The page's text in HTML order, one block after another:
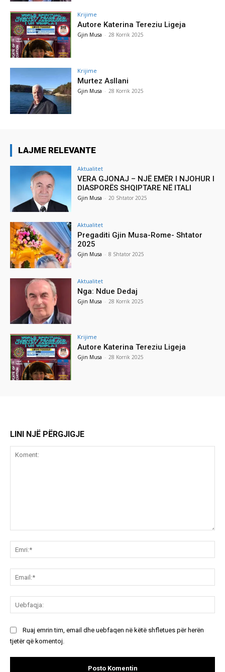
Krijime
Autore Katerina Tereziu Ligeja
Gjin Musa - 28 Korrik 2025
Krijime
Murtez Asllani
Gjin Musa - 28 Korrik 2025
LAJME RELEVANTE
Aktualitet
VERA GJONAJ – NJË EMËR I NJOHUR I
DIASPORËS SHQIPTARE NË ITALI
Gjin Musa - 20 Shtator 2025
Aktualitet
Pregaditi Gjin Musa-Rome- Shtator
2025
Gjin Musa - 8 Shtator 2025
Aktualitet
Nga: Ndue Dedaj
Gjin Musa - 28 Korrik 2025
Krijime
Autore Katerina Tereziu Ligeja
Gjin Musa - 28 Korrik 2025
LINI NJË PËRGJIGJE
Ruaj emrin tim, email dhe uebfaqen në këtë shfletues për herën
tjetër që komentoj.